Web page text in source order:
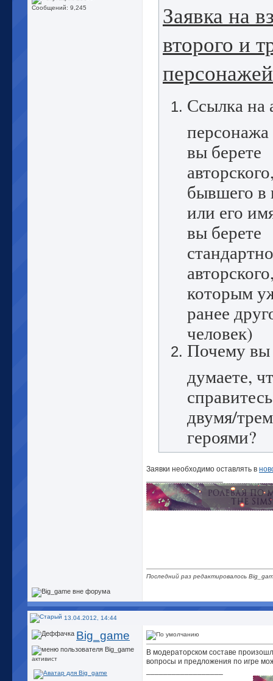
Сообщений: 9,245
Заявка на
второго и
Ссылка на
персонажа
вы берете
бывшего в
или его
вы берете
которым
ранее
человек)
Почему вы
думаете,
двумя/
героями?
Заявки необходимо оставлять в
Последний раз редактировалось
13.04.2012, 14:44
Big_game
активист
В модераторском составе
вопросы и предложения по игре